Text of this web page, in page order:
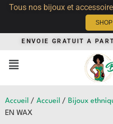
Tous nos bijoux et
ENVOIE GRATUIT A
Accueil / Accueil / Bijoux
EN WAX